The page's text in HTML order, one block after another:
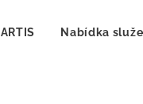
ARTIS Nabídka